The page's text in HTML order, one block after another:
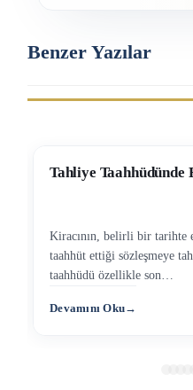
Benzer Yazılar
DASK Hasar
6 Şubat 2023
büyük yıkımlar yaşanmış,
kaybetmiştir. Ülkemizin
Devamını Oku→